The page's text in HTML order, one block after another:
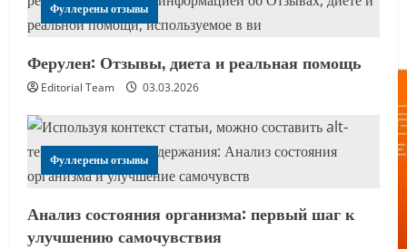
Фуллерены отзывы
Ферулен: Отзывы, диета и реальная помощь
Editorial Team 03.03.2026
Фуллерены отзывы
Анализ состояния организма: первый шаг к
улучшению самочувствия